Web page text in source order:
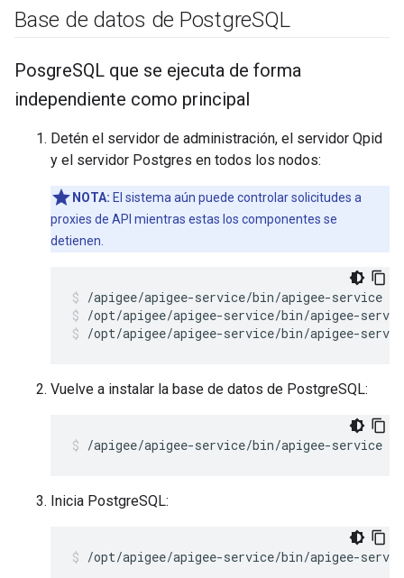
Base de datos de PostgreSQL
PosgreSQL que se ejecuta de forma
independiente como principal
Detén el servidor de administración, el servidor Qpid
y el servidor Postgres en todos los nodos:
NOTA: El sistema aún puede controlar solicitudes a
proxies de API mientras estas los componentes se
detienen.
/opt/apigee/apigee-service/bin/apigee-
/opt/apigee/apigee-service/bin/apigee-
Vuelve a instalar la base de datos de PostgreSQL:
/apigee/apigee-service/bin/apigee-service
Inicia PostgreSQL:
/opt/apigee/apigee-service/bin/apigee-